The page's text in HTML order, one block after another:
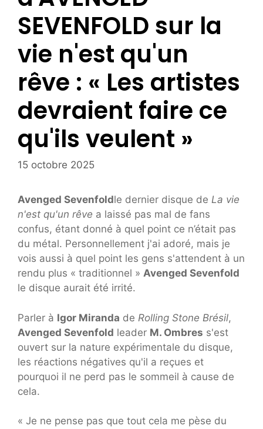
SEVENFOLD sur la
vie n'est qu'un
rêve : « Les artistes
devraient faire ce
qu'ils veulent »
15 octobre 2025
Avenged Sevenfoldle dernier disque de La vie
n'est qu'un rêve a laissé pas mal de fans
confus, étant donné à quel point ce n’était pas
du métal. Personnellement j'ai adoré, mais je
vois aussi à quel point les gens s'attendent à un
rendu plus « traditionnel » Avenged Sevenfold
le disque aurait été irrité.
Parler à Igor Miranda de Rolling Stone Brésil,
Avenged Sevenfold leader M. Ombres s'est
ouvert sur la nature expérimentale du disque,
les réactions négatives qu'il a reçues et
pourquoi il ne perd pas le sommeil à cause de
cela.
« Je ne pense pas que tout cela me pèse du